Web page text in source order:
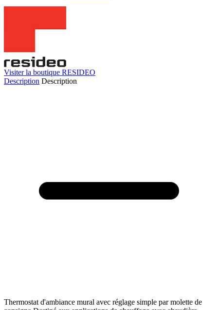
Visiter la boutique RESIDEO
Description Description
Thermostat d'ambiance mural avec réglage simple par molette de